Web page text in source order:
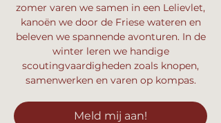
zomer varen we samen in een Lelievlet,
kanoën we door de Friese wateren en
beleven we spannende avonturen. In de
winter leren we handige
scoutingvaardigheden zoals knopen,
samenwerken en varen op kompas.
Meld mij aan!